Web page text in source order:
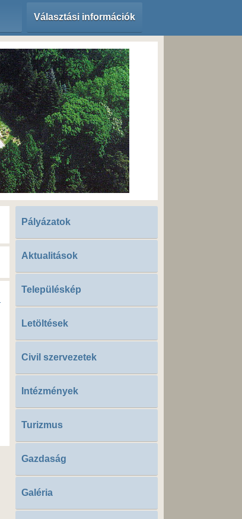
Választási információk
Pályázatok
Aktualitások
Településkép
Letöltések
Civil szervezetek
Intézmények
Turizmus
Gazdaság
Galéria